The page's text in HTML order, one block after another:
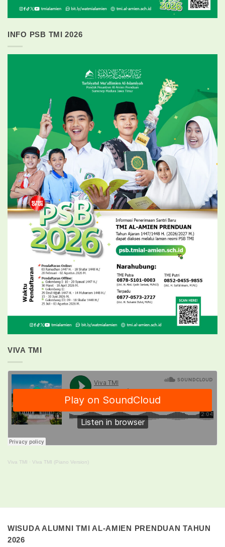
INFO PSB TMI 2026
VIVA TMI
Viva TMI · Viva TMI (Piano Version)
WISUDA ALUMNI TMI AL-AMIEN PRENDUAN TAHUN
2026